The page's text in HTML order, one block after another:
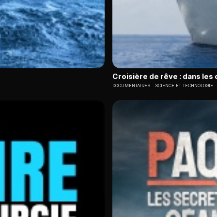
Croisière de rêve : dans les
DOCUMENTAIRES SCIENCE ET TECHNOLOGIE